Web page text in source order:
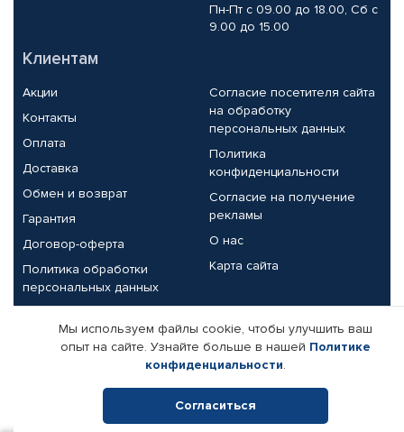
Пн-Пт с 09.00 до 18.00, Сб с
9.00 до 15.00
Клиентам
Акции
Контакты
Оплата
Доставка
Обмен и возврат
Гарантия
Договор-оферта
Политика обработки
персональных данных
Согласие посетителя сайта
на обработку
персональных данных
Политика
конфиденциальности
Согласие на получение
рекламы
О нас
Карта сайта
Партнерам
Корпоративным клиентам
Поставщикам
Реквизиты компании
Мы используем файлы cookie, чтобы улучшить ваш
опыт на сайте. Узнайте больше в нашей Политике
конфиденциальности.
Согласиться